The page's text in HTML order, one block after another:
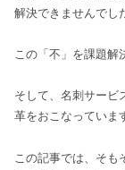
解決できませんでし
この「不」を課題解
そして、名刺サービ
革をおこなっていま
この記事では、そも